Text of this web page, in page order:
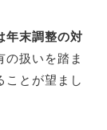
年末調整の対
の扱いを踏ま
ことが望まし